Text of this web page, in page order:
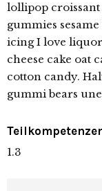
lollipop croissant
gummies
icing I love
cheese cake oat
cotton candy.
gummi bears
1.3